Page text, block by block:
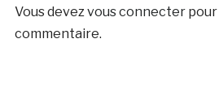
Vous devezvous connecterpour
commentaire.